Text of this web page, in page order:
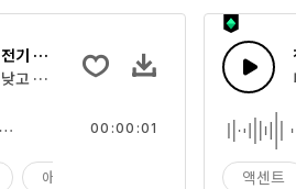
전기 경보음
낮고 미묘한 음으로 끝나는 가속도 붙는 전자
애니메이션
00:00:01
액센트